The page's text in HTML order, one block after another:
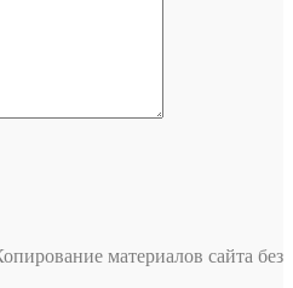
материалов сайта без